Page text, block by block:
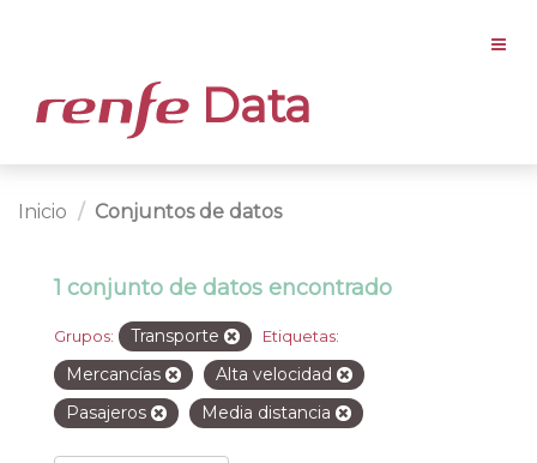
Data
Inicio Conjuntos de datos
1 conjunto de datos encontrado
Grupos: Transporte Etiquetas:
Mercancías
Alta velocidad
Pasajeros
Media distancia